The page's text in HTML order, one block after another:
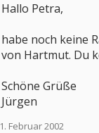
Hallo Petra,
habe noch keine
von Hartmut. Du
Schöne Grüße
Jürgen
1. Februar 2002